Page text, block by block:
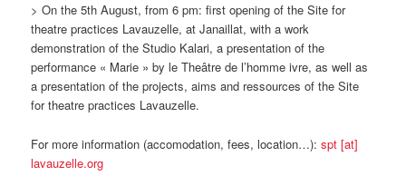
> On the 5th August, from 6 pm: first opening of the Site for
theatre practices Lavauzelle, at Janaillat, with a work
demonstration of the Studio Kalari, a presentation of the
performance « Marie » by le Theâtre de l’homme ivre, as well as
a presentation of the projects, aims and ressources of the Site
for theatre practices Lavauzelle.
For more information (accomodation, fees, location…):spt [at]
lavauzelle.org